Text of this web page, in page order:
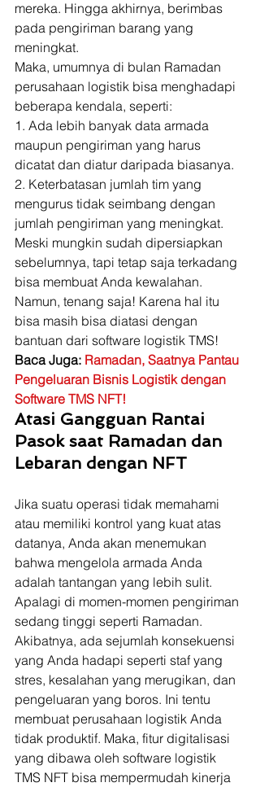
mereka. Hingga akhirnya, berimbas
pada pengiriman barang yang
meningkat.
Maka, umumnya di bulan Ramadan
perusahaan logistik bisa menghadapi
beberapa kendala, seperti:
1. Ada lebih banyak data armada
maupun pengiriman yang harus
dicatat dan diatur daripada biasanya.
2. Keterbatasan jumlah tim yang
mengurus tidak seimbang dengan
jumlah pengiriman yang meningkat.
Meski mungkin sudah dipersiapkan
sebelumnya, tapi tetap saja terkadang
bisa membuat Anda kewalahan.
Namun, tenang saja! Karena hal itu
bisa masih bisa diatasi dengan
bantuan dari software logistik TMS!
Baca Juga: Ramadan, Saatnya Pantau
Pengeluaran Bisnis Logistik dengan
Software TMS NFT!
Atasi Gangguan Rantai
Pasok saat Ramadan dan
Lebaran dengan NFT
Jika suatu operasi tidak memahami
atau memiliki kontrol yang kuat atas
datanya, Anda akan menemukan
bahwa mengelola armada Anda
adalah tantangan yang lebih sulit.
Apalagi di momen-momen pengiriman
sedang tinggi seperti Ramadan.
Akibatnya, ada sejumlah konsekuensi
yang Anda hadapi seperti staf yang
stres, kesalahan yang merugikan, dan
pengeluaran yang boros. Ini tentu
membuat perusahaan logistik Anda
tidak produktif. Maka, fitur digitalisasi
yang dibawa oleh software logistik
TMS NFT bisa mempermudah kinerja